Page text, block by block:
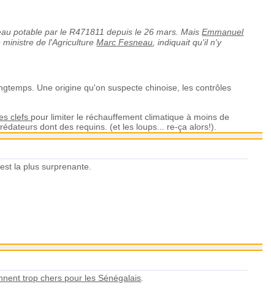
potable par le R471811 depuis le 26 mars. MaisEmmanuel
ministre de l'AgricultureMarc Fesneau , indiquait qu'il n'y
Une origine qu'on suspecte chinoise, les contrôles
clefs pour limiter le réchauffement climatique à moins de
dont des requins. (et les loups... re-ça alors!).
la plus surprenante.
trop chers pour les Sénégalais